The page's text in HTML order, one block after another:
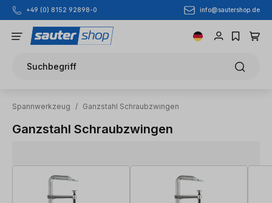
Zum Hauptinhalt springen
+49 (0) 8152 92898-0 info@sautershop.de
Suchbegriff
Spannwerkzeug / Ganzstahl Schraubzwingen
Ganzstahl Schraubzwingen